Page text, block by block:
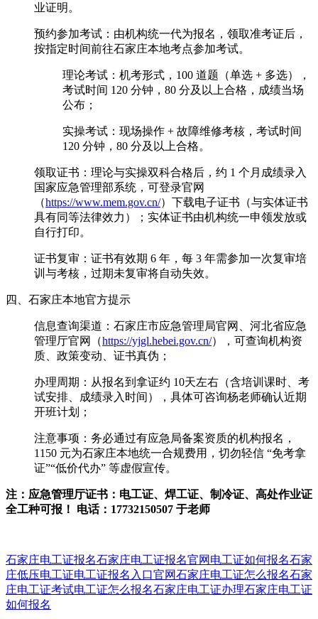
业证明。
预约参加考试：由机构统一代为报名，领取准考证后，
按指定时间前往石家庄本地考点参加考试。
理论考试：机考形式，100 道题（单选 + 多选），
考试时间 120 分钟，80 分及以上合格，成绩当场
公布；
实操考试：现场操作 + 故障维修考核，考试时间
120 分钟，80 分及以上合格。
领取证书：理论与实操双科合格后，约 1 个月成绩录入
国家应急管理部系统，可登录官网
（https://www.mem.gov.cn/）下载电子证书（与实体证书
具有同等法律效力）；实体证书由机构统一申领发放或
自行打印。
证书复审：证书有效期 6 年，每 3 年需参加一次复审培
训与考核，过期未复审将自动失效。
四、石家庄本地官方提示
信息查询渠道：石家庄市应急管理局官网、河北省应急
管理厅官网（https://yjgl.hebei.gov.cn/），可查询机构资
质、政策变动、证书真伪；
办理周期：从报名到拿证约 10天左右（含培训课时、考
试安排、成绩录入时间），具体可咨询杨老师确认近期
开班计划；
注意事项：务必通过有应急局备案资质的机构报名，
1150 元为石家庄本地统一合规费用，切勿轻信 “免考拿
证”“低价代办” 等虚假宣传。
注：应急管理厅证书：电工证、焊工证、制冷证、高处作业证
全工种可报！ 电话：17732150507 于老师
石家庄电工证报名石家庄电工证报名官网 电工证如何报名石家
庄低压电工证电工证报名入口官网石家庄电工证怎么报名石家
庄电工证考试电工证怎么报名石家庄电工证办理石家庄电工证
如何报名